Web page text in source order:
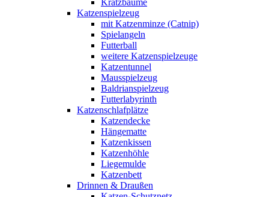
Kratzbäume
Katzenspielzeug
mit Katzenminze (Catnip)
Spielangeln
Futterball
weitere Katzenspielzeuge
Katzentunnel
Mausspielzeug
Baldrianspielzeug
Futterlabyrinth
Katzenschlafplätze
Katzendecke
Hängematte
Katzenkissen
Katzenhöhle
Liegemulde
Katzenbett
Drinnen & Draußen